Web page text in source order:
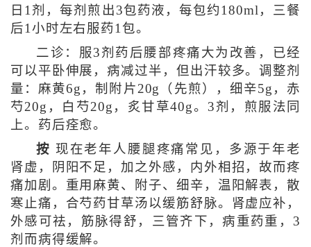
日1剂，每剂煎出3包药液，每包约180ml，三餐
后1小时左右服药1包。
二诊：服3剂药后腰部疼痛大为改善，已经
可以平卧伸展，病减过半，但出汗较多。调整剂
量：麻黄6g，制附片20g（先煎），细辛5g，赤
芍20g，白芍20g，炙甘草40g。3剂，煎服法同
上。药后痊愈。
按 现在老年人腰腿疼痛常见，多源于年老
肾虚，阴阳不足，加之外感，内外相招，故而疼
痛加剧。重用麻黄、附子、细辛，温阳解表，散
寒止痛，合芍药甘草汤以缓筋舒脉。肾虚应补，
外感可祛，筋脉得舒，三管齐下，病重药重，3
剂而病得缓解。